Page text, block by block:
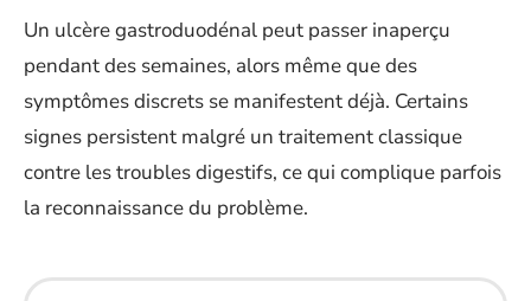
Un ulcère gastroduodénal peut passer inaperçu
pendant des semaines, alors même que des
symptômes discrets se manifestent déjà. Certains
signes persistent malgré un traitement classique
contre les troubles digestifs, ce qui complique parfois
la reconnaissance du problème.